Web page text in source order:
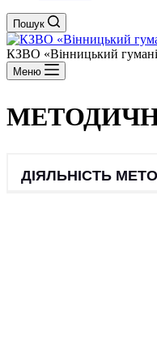
Пошук
КЗВО «Вінницький
Меню
ДІЯЛЬНІСТЬ